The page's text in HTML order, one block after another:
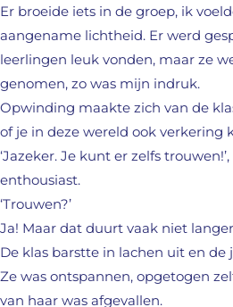
Er broeide iets in de groep, ik
aangename lichtheid. Er werd
leerlingen leuk vonden, maar ze
genomen, zo was mijn indruk.
Opwinding maakte zich van de
of je in deze wereld ook verkering
‘Jazeker. Je kunt er zelfs
enthousiast.
‘Trouwen?’
Ja! Maar dat duurt vaak niet
De klas barstte in lachen uit en
Ze was ontspannen, opgetogen
van haar was afgevallen.